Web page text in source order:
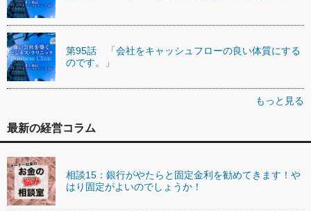
第95話 「会社をキャッシュフローの良い体質にする
のです。」
もっと見る
最新の経営コラム
相談15：銀行がやたらと固定金利を勧めてきます！や
はり固定がよいのでしょうか！